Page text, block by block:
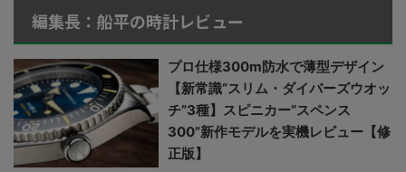
編集長：船平の時計レビュー
プロ仕様300m防水で薄型デザイン
【新常識“スリム・ダイバーズウオッ
チ”3種】スピニカー“スペンス
300”新作モデルを実機レビュー【修
正版】